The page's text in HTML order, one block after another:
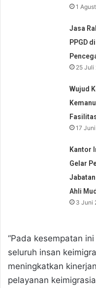
1
Jasa
PPGD
25 Juli
Wujud
17
Kantor
Gelar
Ahli
3 Juni
“Pada kesempatan
seluruh insan
meningkatkan
pelayanan